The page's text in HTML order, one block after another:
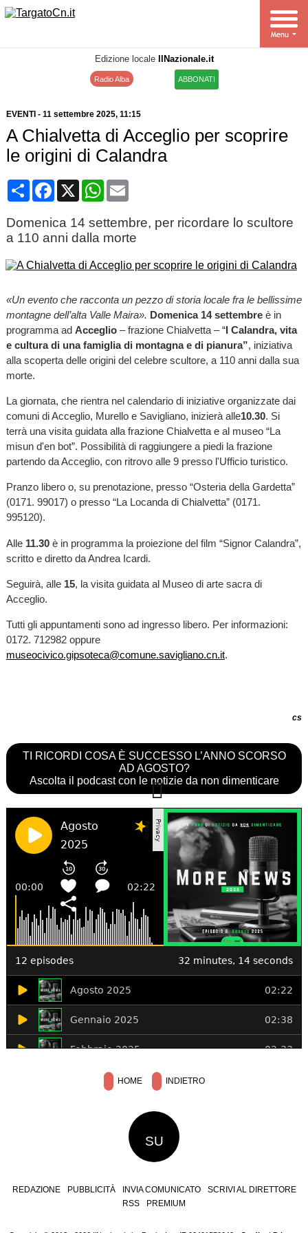
Edizione locale IlNazionale.it
Radio Alba ABBONATI
EVENTI - 11 settembre 2025, 11:15
A Chialvetta di Acceglio per scoprire
le origini di Calandra
CondividiFacebook
X WhatsApp
Email
Domenica 14 settembre, per ricordare lo scultore
a 110 anni dalla morte
«Un evento che racconta un pezzo di storia locale fra le bellissime
montagne dell’alta Valle Maira». Domenica 14 settembreè in
programma ad Acceglio– frazione Chialvetta – “I Calandra, vita
e cultura di una famiglia di montagna e di pianura”, iniziativa
alla scoperta delle origini del celebre scultore, a 110 anni dalla sua
morte.
La giornata, che rientra nel calendario di iniziative organizzate dai
comuni di Acceglio, Murello e Savigliano, inizierà alle10.30. Si
terrà una visita guidata alla frazione Chialvetta e al museo “La
misun d'en bot”. Possibilità di raggiungere a piedi la frazione
partendo da Acceglio, con ritrovo alle 9 presso l'Ufficio turistico.
Pranzo libero o, su prenotazione, presso “Osteria della Gardetta”
(0171. 99017) o presso “La Locanda di Chialvetta” (0171.
995120).
Alle11.30è in programma la proiezione del film “Signor Calandra”,
scritto e diretto da Andrea Icardi.
Seguirà, alle 15, la visita guidata al Museo di arte sacra di
Acceglio.
Tutti gli appuntamenti sono ad ingresso libero. Per informazioni:
0172. 712982 oppure
museocivico.gipsoteca@comune.savigliano.cn.it.
cs
TI RICORDI COSA È SUCCESSO L’ANNO SCORSO
AD AGOSTO?
Ascolta il podcast con le notizie da non dimenticare
HOME INDIETRO
SU
REDAZIONE PUBBLICITÀ INVIA COMUNICATO
SCRIVI AL DIRETTORE
RSS
PREMIUM